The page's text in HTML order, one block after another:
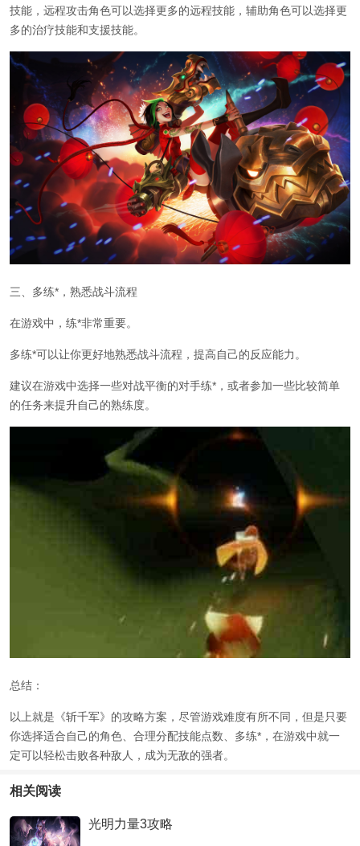
技能，远程攻击角色可以选择更多的远程技能，辅助角色可以选择更
多的治疗技能和支援技能。
三、多练*，熟悉战斗流程
在游戏中，练*非常重要。
多练*可以让你更好地熟悉战斗流程，提高自己的反应能力。
建议在游戏中选择一些对战平衡的对手练*，或者参加一些比较简单
的任务来提升自己的熟练度。
总结：
以上就是《斩千军》的攻略方案，尽管游戏难度有所不同，但是只要
你选择适合自己的角色、合理分配技能点数、多练*，在游戏中就一
定可以轻松击败各种敌人，成为无敌的强者。
相关阅读
光明力量3攻略